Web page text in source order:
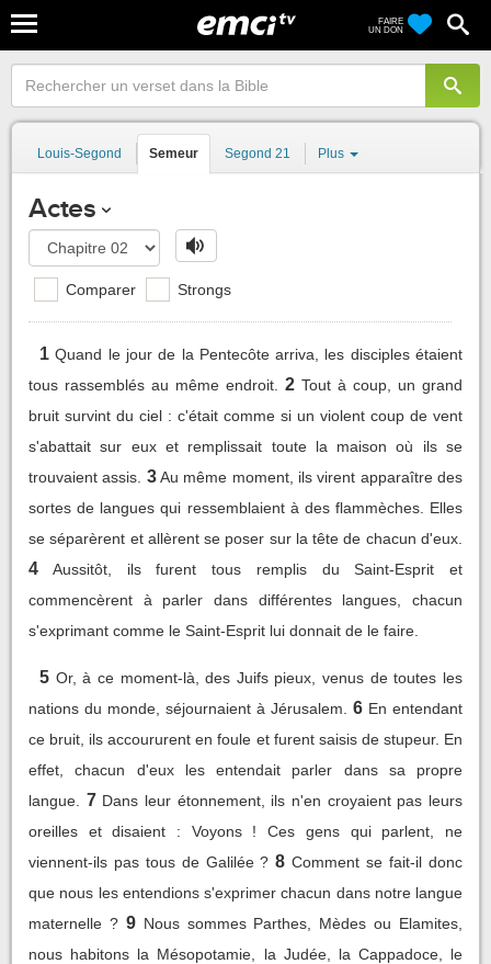
FAIRE
UN DON
Louis-Segond Semeur Segond 21 Plus
Actes
Comparer Strongs
1 Quand le jour de la Pentecôte arriva, les disciples étaient
tous rassemblés au même endroit.
2 Tout à coup, un grand
bruit survint du ciel : c'était comme si un violent coup de vent
s'abattait sur eux et remplissait toute la maison où ils se
trouvaient assis. 3 Au même moment, ils virent apparaître des
sortes de langues qui ressemblaient à des flammèches. Elles
se séparèrent et allèrent se poser sur la tête de chacun d'eux.
4
Aussitôt, ils furent tous remplis du Saint-Esprit et
commencèrent à parler dans différentes langues, chacun
s'exprimant comme le Saint-Esprit lui donnait de le faire.
5 Or, à ce moment-là, des Juifs pieux, venus de toutes les
nations du monde, séjournaient à Jérusalem.
6 En entendant
ce bruit, ils accoururent en foule et furent saisis de stupeur. En
effet, chacun d'eux les entendait parler dans sa propre
langue.
7 Dans leur étonnement, ils n'en croyaient pas leurs
oreilles et disaient : Voyons ! Ces gens qui parlent, ne
viennent-ils pas tous de Galilée ? 8 Comment se fait-il donc
que nous les entendions s'exprimer chacun dans notre langue
maternelle ? 9 Nous sommes Parthes, Mèdes ou Elamites,
nous habitons la Mésopotamie, la Judée, la Cappadoce, le